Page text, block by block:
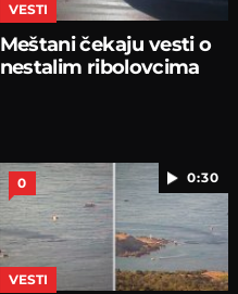
VESTI
Meštani čekaju vesti o
nestalim ribolovcima
0:30
0
VESTI